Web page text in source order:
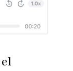
el